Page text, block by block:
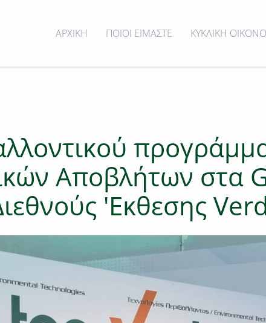
ΑΡΧΙΚΗ ΠΟΙΟΙ ΕΙΜΑΣΤΕ ΚΥΚΛΙΚΗ
Αποβλήτων στα
'Εκθεσης